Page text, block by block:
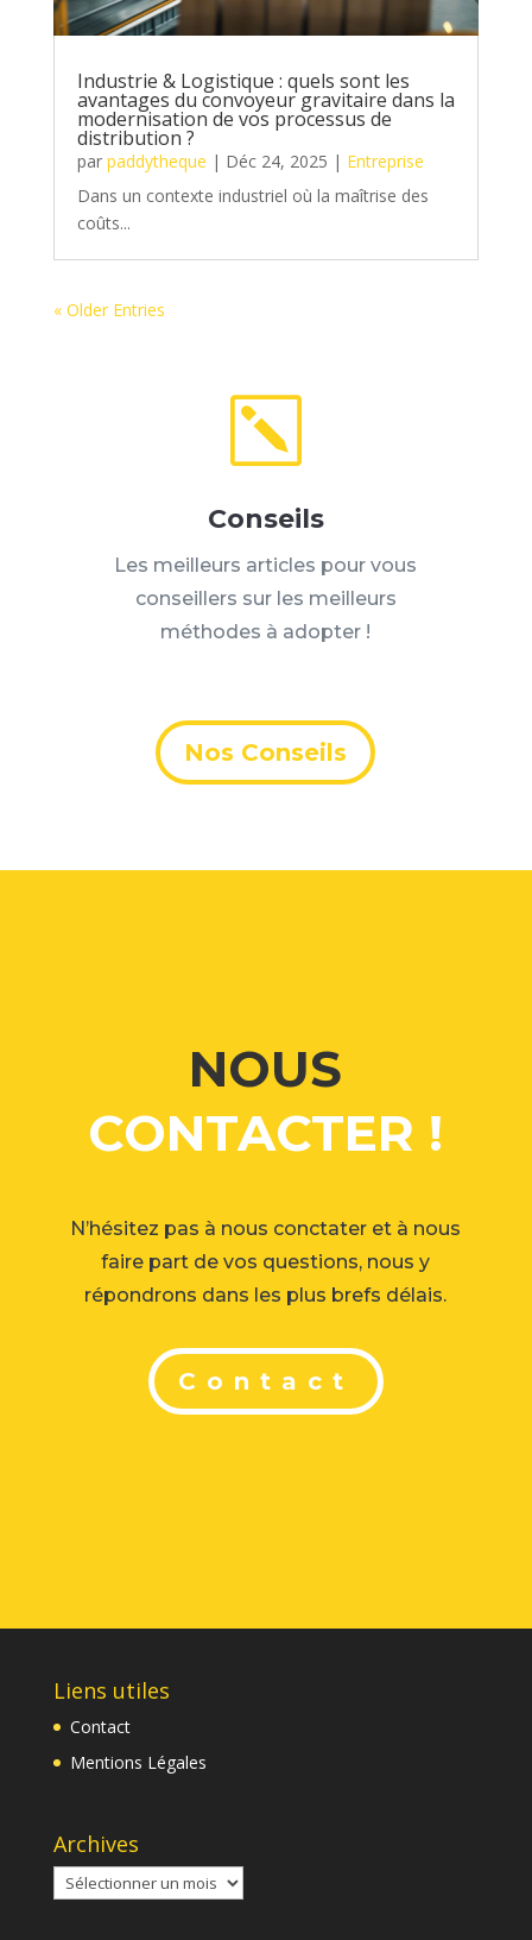
Industrie & Logistique : quels sont les
avantages du convoyeur gravitaire dans la
modernisation de vos processus de
distribution ?
par paddytheque | Déc 24, 2025 | Entreprise
Dans un contexte industriel où la maîtrise des
coûts...
« Older Entries
k
Conseils
Les meilleurs articles pour vous
conseillers sur les meilleurs
méthodes à adopter !
Nos Conseils
NOUS
CONTACTER !
N’hésitez pas à nous conctater et à nous
faire part de vos questions, nous y
répondrons dans les plus brefs délais.
Contact
Liens utiles
Contact
Mentions Légales
Archives
Archives